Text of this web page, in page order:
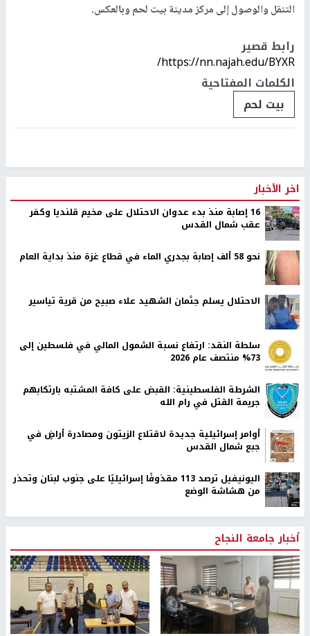
التنقل والوصول إلى مركز مدينة بيت لحم وبالعكس.
رابط قصير
https://nn.najah.edu/BYXR/
الكلمات المفتاحية
بيت لحم
اخر الأخبار
16 إصابة منذ بدء عدوان الاحتلال على مخيم قلنديا وكفر
عقب شمال القدس
نحو 58 ألف إصابة بجدري الماء في قطاع غزة منذ بداية العام
الاحتلال يسلم جثمان الشهيد علاء صبيح من قرية تياسير
سلطة النقد: ارتفاع نسبة الشمول المالي في فلسطين إلى
73% منتصف عام 2026
الشرطة الفلسطينية: القبض على كافة المشتبه بارتكابهم
جريمة القتل في رام الله
أوامر إسرائيلية جديدة لاقتلاع الزيتون ومصادرة أراضٍ في
جبع شمال القدس
اليونيفيل ترصد 113 مقذوفًا إسرائيليًا على جنوب لبنان وتحذر
من هشاشة الوضع
أخبار جامعة النجاح